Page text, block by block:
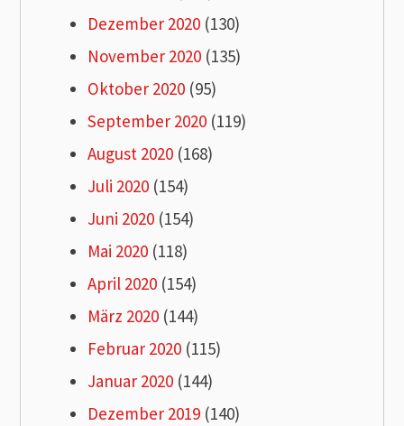
Dezember 2020 (130)
November 2020 (135)
Oktober 2020 (95)
September 2020 (119)
August 2020 (168)
Juli 2020 (154)
Juni 2020 (154)
Mai 2020 (118)
April 2020 (154)
März 2020 (144)
Februar 2020 (115)
Januar 2020 (144)
Dezember 2019 (140)